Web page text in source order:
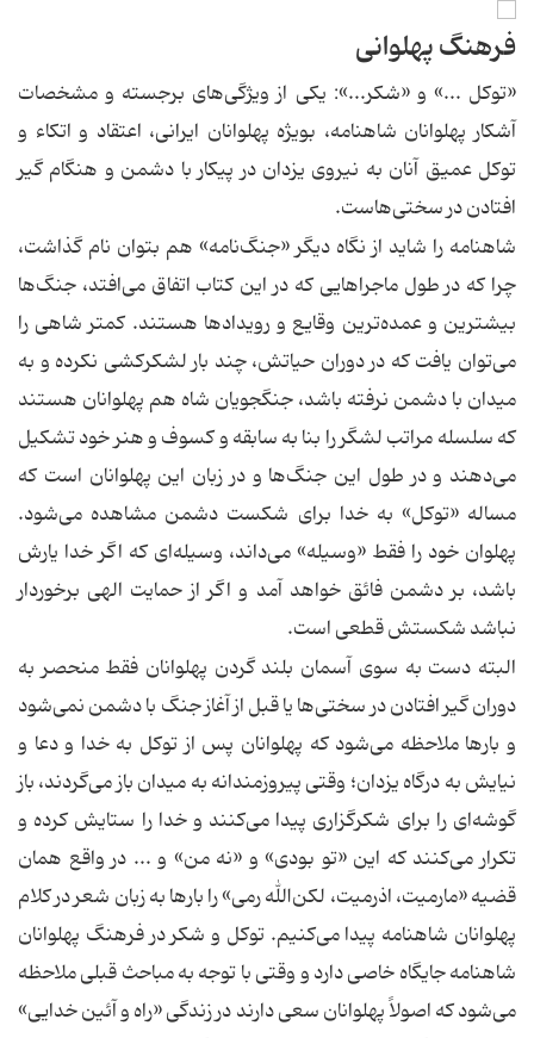
فرهنگ پهلوانی
«توکل ...» و «شکر...»: یکی از ویژگی‌های برجسته و مشخصات
آشکار پهلوانان شاهنامه، بویژه پهلوانان ایرانی، اعتقاد و اتکاء و
توکل عمیق آنان به نیروی یزدان در پیکار با دشمن و هنگام گیر
افتادن در سختی‌هاست.
شاهنامه را شاید از نگاه دیگر «جنگ‌نامه» هم بتوان نام گذاشت،
چرا که در طول ماجراهایی که در این کتاب اتفاق می‌افتد، جنگ‌ها
بیشترین و عمده‌ترین وقایع و رویدادها هستند. کمتر شاهی را
می‌توان یافت که در دوران حیاتش، چند بار لشکر‌کشی نکرده و به
میدان با دشمن نرفته باشد، جنگجویان شاه هم پهلوانان هستند
که سلسله مراتب لشگر را بنا به سابقه و کسوف و هنر خود تشکیل
می‌دهند و در طول این جنگ‌ها و در زبان این پهلوانان است که
مساله «توکل» به خدا برای شکست دشمن مشاهده می‌شود.
پهلوان خود را فقط «وسیله» می‌داند، وسیله‌ای که اگر خدا یارش
باشد، بر دشمن فائق خواهد آمد و اگر از حمایت الهی برخوردار
نباشد شکستش قطعی است.
البته دست به سوی آسمان بلند گردن پهلوانان فقط منحصر به
دوران گیر افتادن در سختی‌ها یا قبل از آغاز جنگ با دشمن نمی‌شود
و بارها ملاحظه می‌شود که پهلوانان پس از توکل به خدا و دعا و
نیایش به درگاه یزدان؛ وقتی پیروزمندانه به میدان باز می‌گردند، باز
گوشه‌ای را برای شکر‌گزاری پیدا می‌کنند و خدا را ستایش کرده و
تکرار می‌کنند که این «تو بودی» و «نه من» و ... در واقع همان
قضیه «مارمیت، اذرمیت، لکن‌الله رمی» را بارها به زبان شعر در کلام
پهلوانان شاهنامه پیدا می‌کنیم. توکل و شکر در فرهنگ پهلوانان
شاهنامه جایگاه خاصی دارد و وقتی با توجه به مباحث قبلی ملاحظه
می‌شود که اصولاً پهلوانان سعی دارند در زندگی «راه و آئین خدایی»